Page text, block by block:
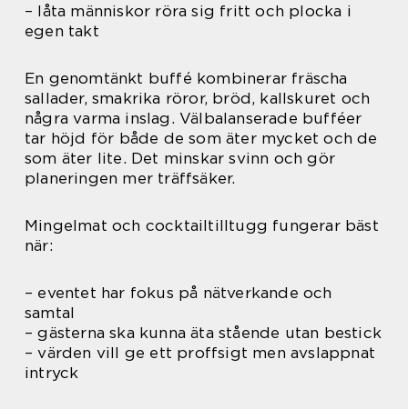
– låta människor röra sig fritt och plocka i
egen takt
En genomtänkt buffé kombinerar fräscha
sallader, smakrika röror, bröd, kallskuret och
några varma inslag. Välbalanserade bufféer
tar höjd för både de som äter mycket och de
som äter lite. Det minskar svinn och gör
planeringen mer träffsäker.
Mingelmat och cocktailtilltugg fungerar bäst
när:
– eventet har fokus på nätverkande och
samtal
– gästerna ska kunna äta stående utan bestick
– värden vill ge ett proffsigt men avslappnat
intryck